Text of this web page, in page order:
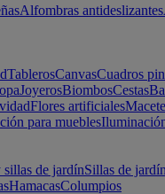
Alfombras antideslizantes
TablerosCanvasCuadros
JoyerosBiombosCestas
Flores artificiales
para muebles
sillas de jardínSillas de jardín
HamacasColumpios